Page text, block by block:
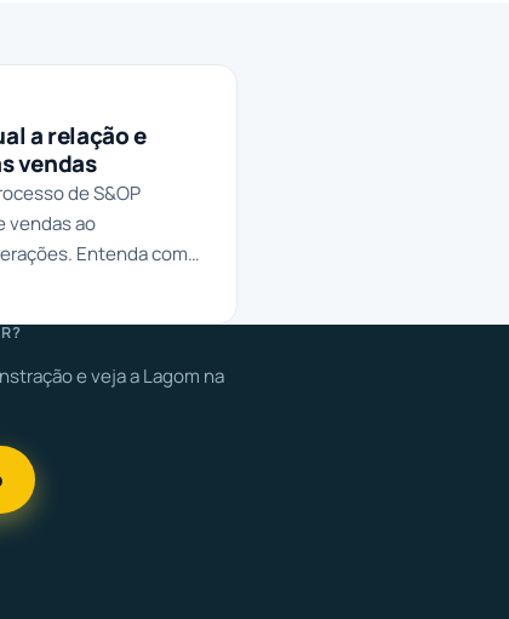
a relação e
vendas
de S&OP
vendas ao
Entenda como
os resultados.
e veja a Lagom na